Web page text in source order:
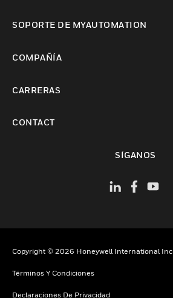
SOPORTE DE MYAUTOMATION
COMPAÑÍA
CARRERAS
CONTACT
SÍGANOS
Copyright © 2026 Honeywell International Inc
Términos Y Condiciones
Declaraciones De Privacidad